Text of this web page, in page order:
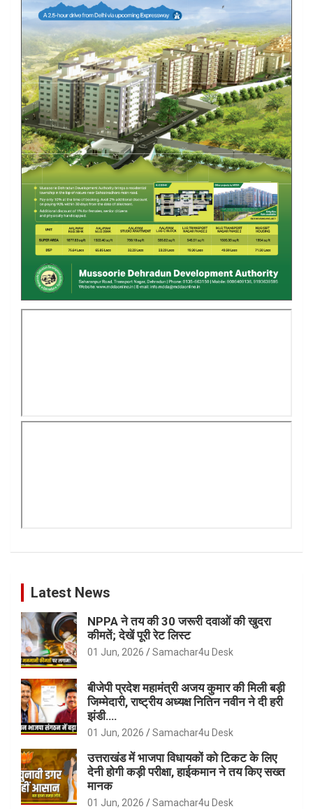
Latest News
NPPA ने तय की 30 जरूरी दवाओं की खुदरा
कीमतें; देखें पूरी रेट लिस्ट
01 Jun, 2026 Samachar4u Desk
बीजेपी प्रदेश महामंत्री अजय कुमार की मिली बड़ी
जिम्मेदारी, राष्ट्रीय अध्यक्ष नितिन नवीन ने दी हरी
झंडी….
01 Jun, 2026 Samachar4u Desk
उत्तराखंड में भाजपा विधायकों को टिकट के लिए
देनी होगी कड़ी परीक्षा, हाईकमान ने तय किए सख्त
मानक
01 Jun, 2026 Samachar4u Desk